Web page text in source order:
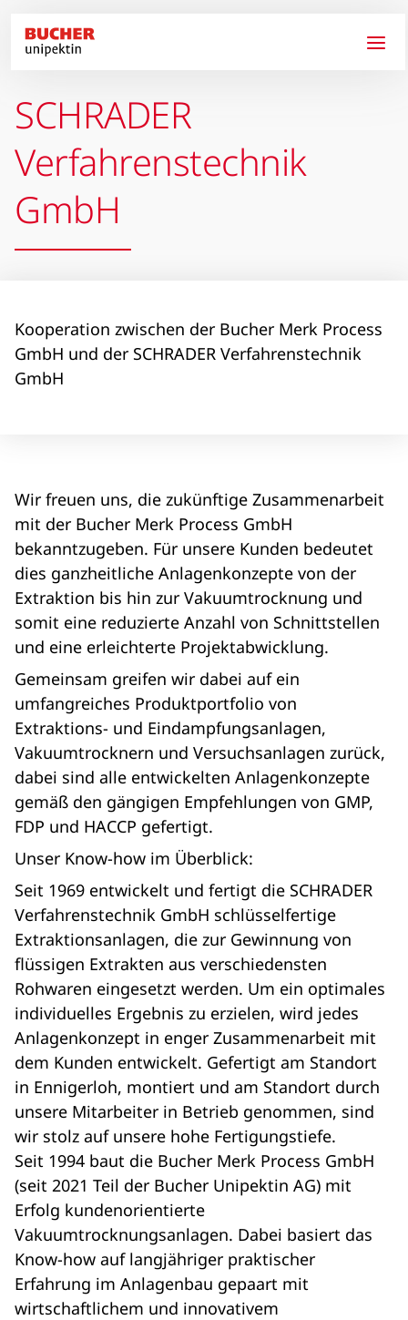
SCHRADER
Verfahrenstechnik
GmbH
Kooperation zwischen der Bucher Merk Process
GmbH und der SCHRADER Verfahrenstechnik
GmbH
Wir freuen uns, die zukünftige Zusammenarbeit
mit der Bucher Merk Process GmbH
bekanntzugeben. Für unsere Kunden bedeutet
dies ganzheitliche Anlagenkonzepte von der
Extraktion bis hin zur Vakuumtrocknung und
somit eine reduzierte Anzahl von Schnittstellen
und eine erleichterte Projektabwicklung.
Gemeinsam greifen wir dabei auf ein
umfangreiches Produktportfolio von
Extraktions- und Eindampfungsanlagen,
Vakuumtrocknern und Versuchsanlagen zurück,
dabei sind alle entwickelten Anlagenkonzepte
gemäß den gängigen Empfehlungen von GMP,
FDP und HACCP gefertigt.
Unser Know-how im Überblick:
Seit 1969 entwickelt und fertigt die SCHRADER
Verfahrenstechnik GmbH schlüsselfertige
Extraktionsanlagen, die zur Gewinnung von
flüssigen Extrakten aus verschiedensten
Rohwaren eingesetzt werden. Um ein optimales
individuelles Ergebnis zu erzielen, wird jedes
Anlagenkonzept in enger Zusammenarbeit mit
dem Kunden entwickelt. Gefertigt am Standort
in Ennigerloh, montiert und am Standort durch
unsere Mitarbeiter in Betrieb genommen, sind
wir stolz auf unsere hohe Fertigungstiefe.
Seit 1994 baut die Bucher Merk Process GmbH
(seit 2021 Teil der Bucher Unipektin AG) mit
Erfolg kundenorientierte
Vakuumtrocknungsanlagen. Dabei basiert das
Know-how auf langjähriger praktischer
Erfahrung im Anlagenbau gepaart mit
wirtschaftlichem und innovativem